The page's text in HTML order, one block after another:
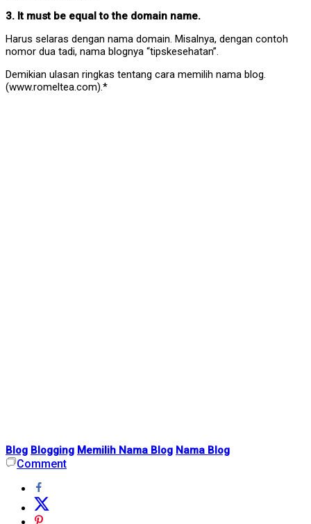
3. It must be equal to the domain name.
Harus selaras dengan nama domain. Misalnya, dengan contoh
nomor dua tadi, nama blognya “tipskesehatan”.
Demikian ulasan ringkas tentang cara memilih nama blog.
(www.romeltea.com).*
Blog Blogging Memilih Nama Blog Nama Blog
Comment